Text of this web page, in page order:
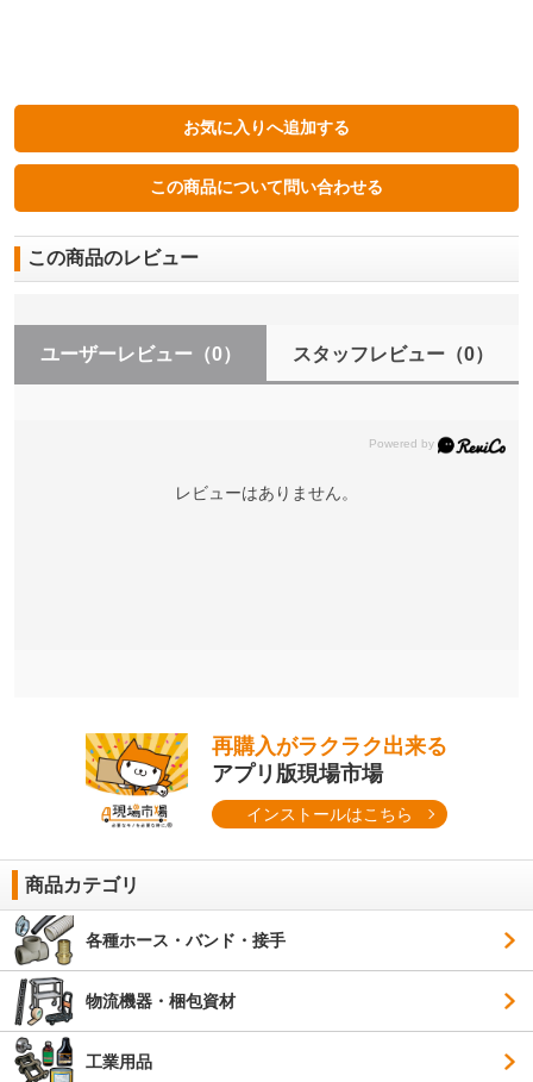
この商品のレビュー
ユーザーレビュー （0） スタッフレビュー（0）
レビューはありません。
再購入がラクラク出来る
アプリ版現場市場
インストールはこちら
商品カテゴリ
各種ホース・バンド・接手
物流機器・梱包資材
工業用品